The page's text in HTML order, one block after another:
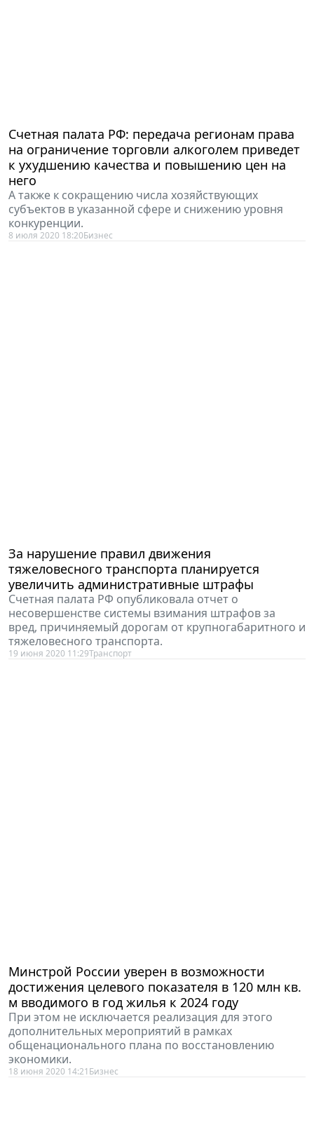
Счетная палата РФ: передача регионам права
на ограничение торговли алкоголем приведет
к ухудшению качества и повышению цен на
него
А также к сокращению числа хозяйствующих
субъектов в указанной сфере и снижению уровня
конкуренции.
8 июля 2020 18:20Бизнес
За нарушение правил движения
тяжеловесного транспорта планируется
увеличить административные штрафы
Счетная палата РФ опубликовала отчет о
несовершенстве системы взимания штрафов за
вред, причиняемый дорогам от крупногабаритного и
тяжеловесного транспорта.
19 июня 2020 11:29Транспорт
Минстрой России уверен в возможности
достижения целевого показателя в 120 млн кв.
м вводимого в год жилья к 2024 году
При этом не исключается реализация для этого
дополнительных мероприятий в рамках
общенационального плана по восстановлению
экономики.
18 июня 2020 14:21 Бизнес